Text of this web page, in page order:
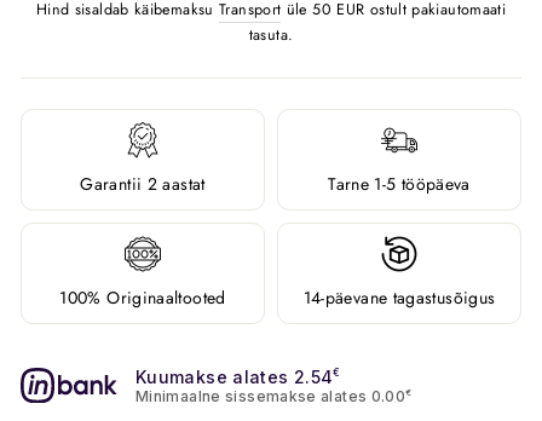
Hind sisaldab käibemaksuTransport üle 50 EUR ostult pakiautomaati
tasuta.
Garantii 2 aastat Tarne 1-5 tööpäeva
100% Originaaltooted 14-päevane tagastusõigus
Kuumakse alates 2.54€
Minimaalne sissemakse alates 0.00€